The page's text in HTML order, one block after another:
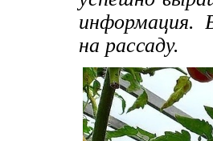
информация.
на рассаду.